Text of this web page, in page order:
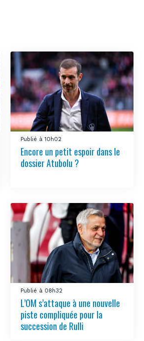
Publié à 10h02
Encore un petit espoir dans le
dossier Atubolu ?
Publié à 08h32
L’OM s’attaque à une nouvelle
piste compliquée pour la
succession de Rulli